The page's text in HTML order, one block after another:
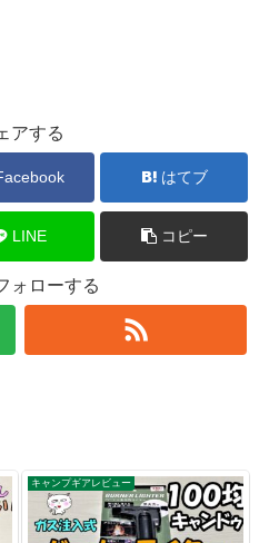
アする
はてブ
LINE コピー
ォローする
キャンプギアレビュー